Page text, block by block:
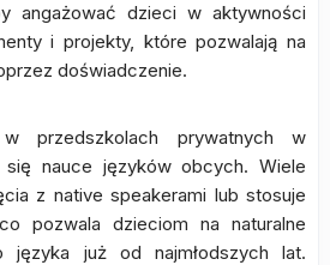
angażować dzieci w aktywności
i projekty, które pozwalają na
doświadczenie.
przedszkolach prywatnych w
się nauce języków obcych. Wiele
z native speakerami lub stosuje
pozwala dzieciom na naturalne
języka już od najmłodszych lat.